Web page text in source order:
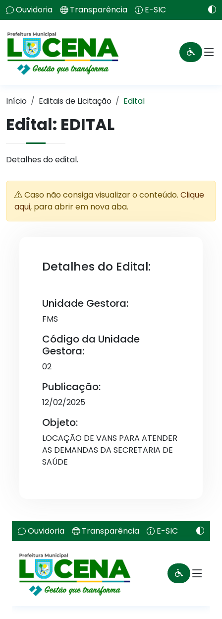
Ouvidoria Transparência E-SIC
Início Editais de Licitação Edital
Edital: EDITAL
Detalhes do edital.
Caso não consiga visualizar o conteúdo. Clique
aqui, para abrir em nova aba.
Detalhes do Edital:
Unidade Gestora:
FMS
Código da Unidade
Gestora:
02
Publicação:
12/02/2025
Objeto:
LOCAÇÃO DE VANS PARA ATENDER
AS DEMANDAS DA SECRETARIA DE
SAÚDE